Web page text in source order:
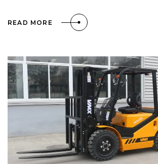
READ MORE